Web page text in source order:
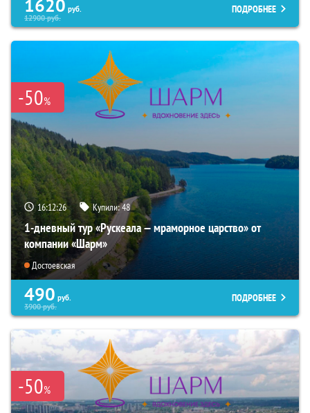
1620 руб.
12900руб.
ПОДРОБНЕЕ
-50%
16:12:24 Купили:48
1-дневный тур «Рускеала — мраморное царство» от
компании «Шарм»
Достоевская
490 руб.
3900руб.
ПОДРОБНЕЕ
-50%